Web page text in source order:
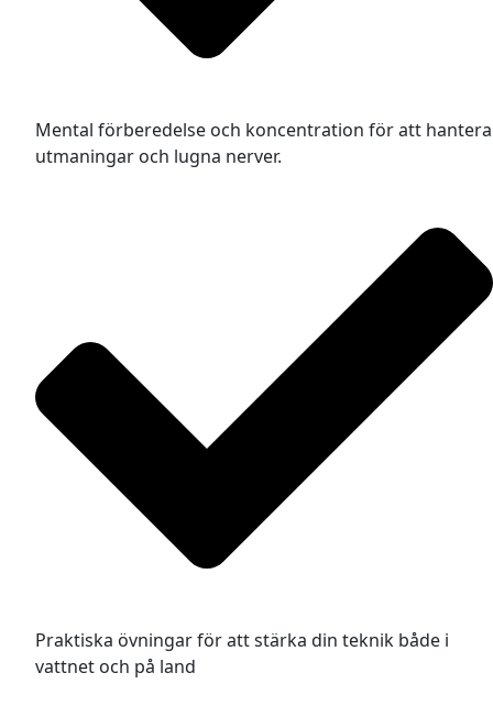
Mental förberedelse och koncentration för att hantera
utmaningar och lugna nerver.
Praktiska övningar för att stärka din teknik både i
vattnet och på land